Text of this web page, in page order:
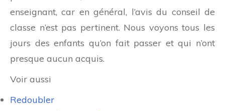
enseignant, car en général, l’avis du conseil de
classe n’est pas pertinent. Nous voyons tous les
jours des enfants qu’on fait passer et qui n’ont
presque aucun acquis.
Voir aussi
Redoubler